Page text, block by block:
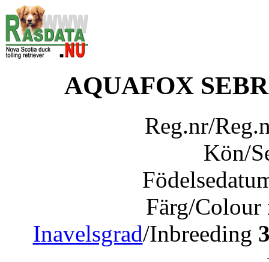
AQUAFOX
Reg.nr/
Kön/
Färg/Colour
Inavelsgrad/Inbreeding